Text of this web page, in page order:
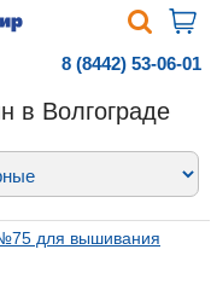
8 (8442) 53-06-01
в Волгограде
для вышивания